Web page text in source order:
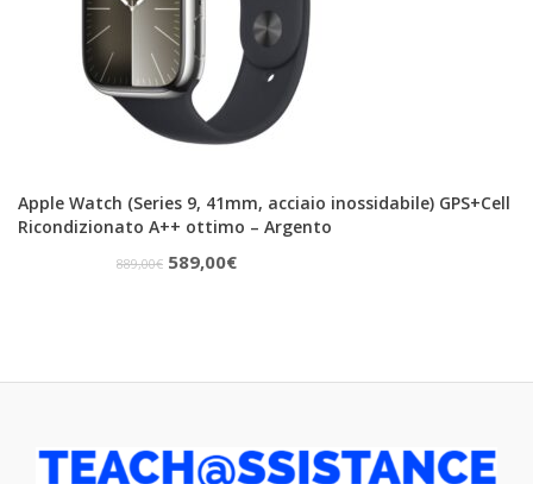
Apple Watch (Series 9, 41mm, acciaio inossidabile) GPS+Cell
Ricondizionato A++ ottimo – Argento
889,00€ Il
589,00€Il